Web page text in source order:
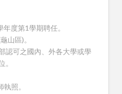
度第1學期聘任。
山區)。
認可之國內、外各大學或學
。
照。